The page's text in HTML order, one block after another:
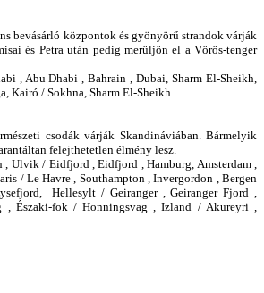
bevásárló központok és gyönyörű strandok várják
és Petra után pedig merüljön el a Vörös-tenger
, Abu Dhabi , Bahrain , Dubai, Sharm El-Sheikh,
Kairó / Sokhna, Sharm El-Sheikh
csodák várják Skandináviában. Bármelyik
felejthetetlen élmény lesz.
, Ulvik / Eidfjord , Eidfjord , Hamburg, Amsterdam ,
/ Le Havre , Southampton , Invergordon , Bergen
Hellesylt / Geiranger , Geiranger Fjord ,
, Északi-fok / Honningsvag , Izland / Akureyri ,